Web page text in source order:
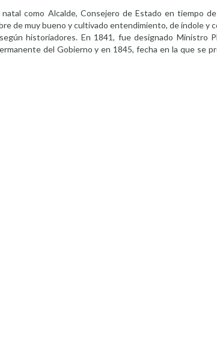
como Alcalde, Consejero de Estado en tiempo
de muy bueno y cultivado entendimiento, de índole y
historiadores. En 1841, fue designado Ministro
del Gobierno y en 1845, fecha en la que se